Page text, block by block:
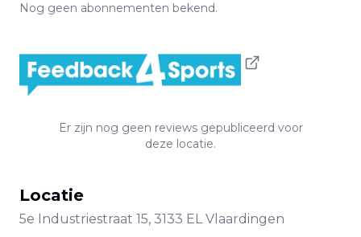
Nog geen abonnementen bekend.
Er zijn nog geen reviews gepubliceerd voor
deze locatie.
Locatie
5e Industriestraat 15, 3133 EL Vlaardingen